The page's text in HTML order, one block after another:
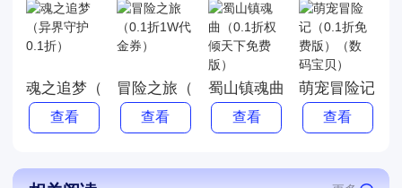
魂之追梦（异界守护0.1折）
查看
冒险之旅（0.1折1W代金券）
查看
蜀山镇魂曲（0.1折权倾天下
查看
萌宠冒险记（
查看